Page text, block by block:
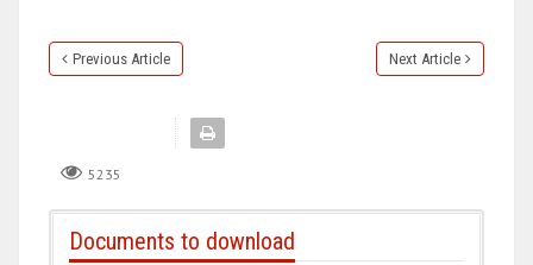
Previous Article Next Article
5235
Documents to download